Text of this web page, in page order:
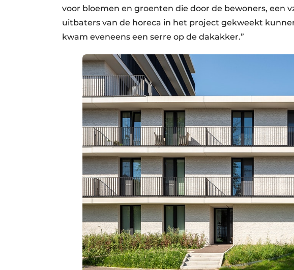
voor bloemen en groenten die door de bewoners, een
uitbaters van de horeca in het project gekweekt
kwam eveneens een serre op de dakakker.”